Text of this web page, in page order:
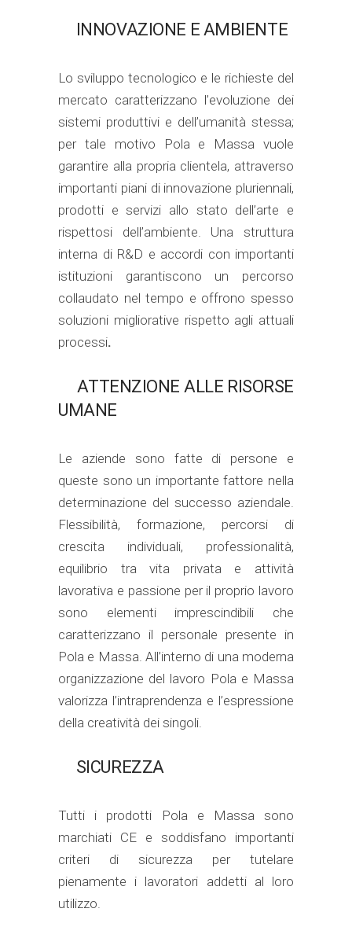
INNOVAZIONE E AMBIENTE
Lo sviluppo tecnologico e le richieste del
mercato caratterizzano l’evoluzione dei
sistemi produttivi e dell’umanità stessa;
per tale motivo Pola e Massa vuole
garantire alla propria clientela, attraverso
importanti piani di innovazione pluriennali,
prodotti e servizi allo stato dell’arte e
rispettosi dell’ambiente. Una struttura
interna di R&D e accordi con importanti
istituzioni garantiscono un percorso
collaudato nel tempo e offrono spesso
soluzioni migliorative rispetto agli attuali
processi.
ATTENZIONE ALLE RISORSE
UMANE
Le aziende sono fatte di persone e
queste sono un importante fattore nella
determinazione del successo aziendale.
Flessibilità, formazione, percorsi di
crescita individuali, professionalità,
equilibrio tra vita privata e attività
lavorativa e passione per il proprio lavoro
sono elementi imprescindibili che
caratterizzano il personale presente in
Pola e Massa. All’interno di una moderna
organizzazione del lavoro Pola e Massa
valorizza l’intraprendenza e l’espressione
della creatività dei singoli.
SICUREZZA
Tutti i prodotti Pola e Massa sono
marchiati CE e soddisfano importanti
criteri di sicurezza per tutelare
pienamente i lavoratori addetti al loro
utilizzo.